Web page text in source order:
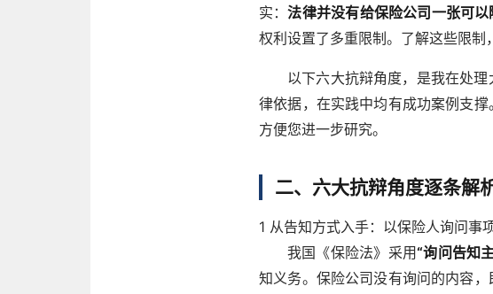
实：法律并没有给保险公司一张可
权利设置了多重限制。了解这些限制
以下六大抗辩角度，是我在处
律依据，在实践中均有成功案例支
方便您进一步研究。
二、六大抗辩角度逐条解
1 从告知方式入手：以保险人询问事
我国《保险法》采用“询问告知
知义务。保险公司没有询问的内容